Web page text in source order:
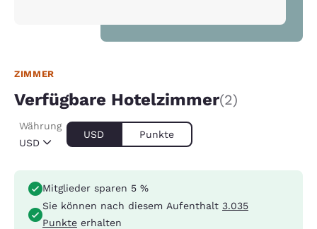
ZIMMER
Verfügbare Hotelzimmer(2)
USD
Währung
USD Punkte
Mitglieder sparen 5 %
Sie können nach diesem Aufenthalt 3.035
Punkte erhalten